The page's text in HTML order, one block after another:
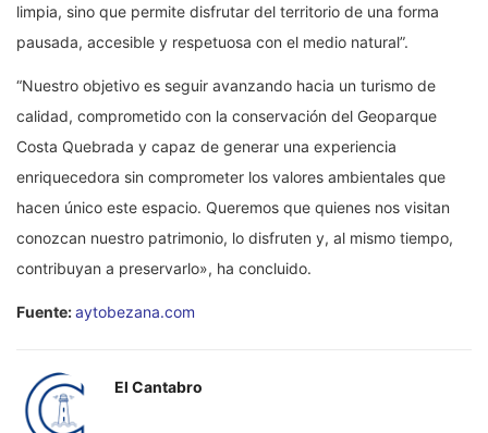
limpia, sino que permite disfrutar del territorio de una forma
pausada, accesible y respetuosa con el medio natural”.
“Nuestro objetivo es seguir avanzando hacia un turismo de
calidad, comprometido con la conservación del Geoparque
Costa Quebrada y capaz de generar una experiencia
enriquecedora sin comprometer los valores ambientales que
hacen único este espacio. Queremos que quienes nos visitan
conozcan nuestro patrimonio, lo disfruten y, al mismo tiempo,
contribuyan a preservarlo», ha concluido.
Fuente:aytobezana.com
El Cantabro